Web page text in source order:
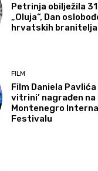
Petrinja obilježila
„Oluja“, Dan
hrvatskih
FILM
Film Daniela Pavlića
vitrini’ nagrađen na
Montenegro
Festivalu